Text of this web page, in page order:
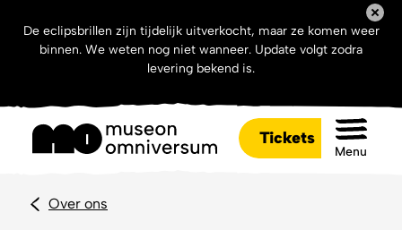
De eclipsbrillen zijn tijdelijk uitverkocht, maar ze komen weer
binnen. We weten nog niet wanneer. Update volgt zodra
levering bekend is.
Tickets
Menu
Over ons